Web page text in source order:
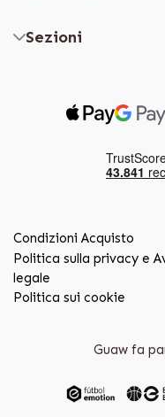
Sezioni
Condizioni Acquisto
Politica sulla privacy e
legale
Politica sui cookie
Guaw fa